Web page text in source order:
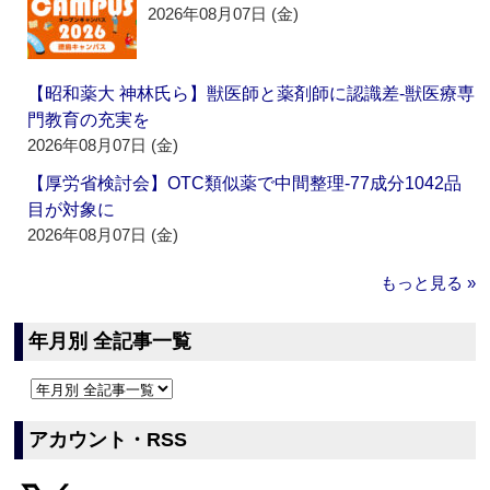
2026年08月07日 (金)
【昭和薬大 神林氏ら】獣医師と薬剤師に認識差‐獣医療専
門教育の充実を
2026年08月07日 (金)
【厚労省検討会】OTC類似薬で中間整理‐77成分1042品
目が対象に
2026年08月07日 (金)
もっと見る »
年月別 全記事一覧
アカウント・RSS